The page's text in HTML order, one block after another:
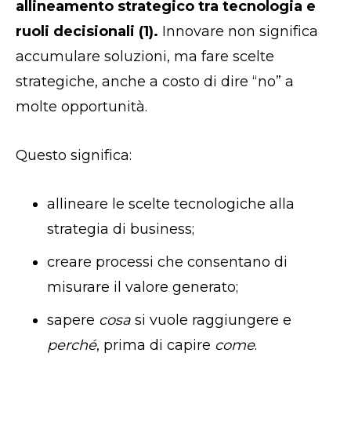
allineamento strategico tra tecnologia e
ruoli decisionali (1). Innovare non significa
accumulare soluzioni, ma fare scelte
strategiche, anche a costo di dire “no” a
molte opportunità.
Questo significa:
allineare le scelte tecnologiche alla
strategia di business;
creare processi che consentano di
misurare il valore generato;
sapere cosa si vuole raggiungere e
perché, prima di capire come.